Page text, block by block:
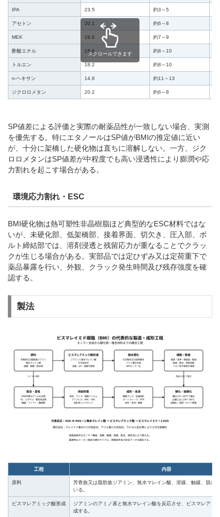
IPA 23.5 約3～5
アセトン 20.1 約6～8
MEK 19.0 約7～9
酢酸エチル 18.6 約8～10
トルエン 18.2 約8～10
n-ヘキサン 14.9 約11～13
ジクロロメタン 20.2 約6～8
スクロールできます
SP値差による評価と実際の耐薬品性が一致しない場合、実測
を優先する。特にエタノールはSP値がBMIの推定値に近い
が、十分に架橋した硬化物は直ちに溶解しない。一方、ジク
ロロメタンはSP値差が中程度でも高い浸透性により膨潤や応
力割れを起こす場合がある。
環境応力割れ・ESC
BMI硬化物は熱可塑性非晶樹脂ほど典型的なESC材料ではな
いが、未硬化部、低架橋部、接着界面、切欠き、圧入部、ボ
ルト締結部では、溶剤浸透と残留応力が重なることでクラッ
クが生じる場合がある。実部品では定ひずみ又は定荷重下で
薬品暴露を行い、外観、クラック発生時間及び残存強度を確
認する。
製法
工程 内容
原料
芳香族又は脂肪族ジアミン、無水マレイン酸、溶媒、触媒、脱水
いる。
ビスマレアミック酸形成
ジアミンのアミノ基と無水マレイン酸を反応させ、ビスマレアミ
成する。